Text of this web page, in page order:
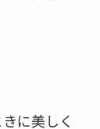
に美しく